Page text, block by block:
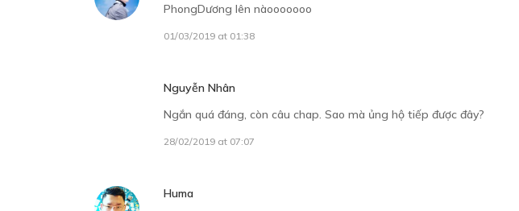
PhongDương lên nàooooooo
01/03/2019 at 01:38
Nguyễn Nhân
Ngắn quá đáng, còn câu chap. Sao mà ủng hộ tiếp được đây?
28/02/2019 at 07:07
Huma